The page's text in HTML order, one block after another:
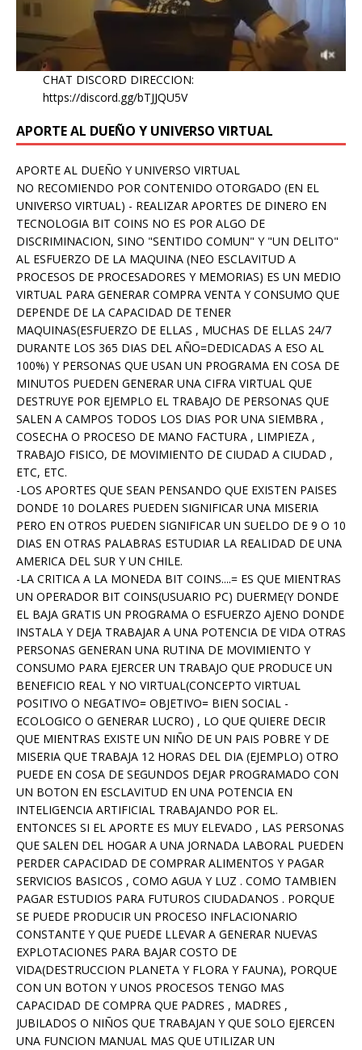
CHAT DISCORD DIRECCION:
https://discord.gg/bTJJQU5V
APORTE AL DUEÑO Y UNIVERSO VIRTUAL
APORTE AL DUEÑO Y UNIVERSO VIRTUAL
NO RECOMIENDO POR CONTENIDO OTORGADO (EN EL
UNIVERSO VIRTUAL) - REALIZAR APORTES DE DINERO EN
TECNOLOGIA BIT COINS NO ES POR ALGO DE
DISCRIMINACION, SINO "SENTIDO COMUN" Y "UN DELITO"
AL ESFUERZO DE LA MAQUINA (NEO ESCLAVITUD A
PROCESOS DE PROCESADORES Y MEMORIAS) ES UN MEDIO
VIRTUAL PARA GENERAR COMPRA VENTA Y CONSUMO QUE
DEPENDE DE LA CAPACIDAD DE TENER
MAQUINAS(ESFUERZO DE ELLAS , MUCHAS DE ELLAS 24/7
DURANTE LOS 365 DIAS DEL AÑO=DEDICADAS A ESO AL
100%) Y PERSONAS QUE USAN UN PROGRAMA EN COSA DE
MINUTOS PUEDEN GENERAR UNA CIFRA VIRTUAL QUE
DESTRUYE POR EJEMPLO EL TRABAJO DE PERSONAS QUE
SALEN A CAMPOS TODOS LOS DIAS POR UNA SIEMBRA ,
COSECHA O PROCESO DE MANO FACTURA , LIMPIEZA ,
TRABAJO FISICO, DE MOVIMIENTO DE CIUDAD A CIUDAD ,
ETC, ETC.
-LOS APORTES QUE SEAN PENSANDO QUE EXISTEN PAISES
DONDE 10 DOLARES PUEDEN SIGNIFICAR UNA MISERIA
PERO EN OTROS PUEDEN SIGNIFICAR UN SUELDO DE 9 O 10
DIAS EN OTRAS PALABRAS ESTUDIAR LA REALIDAD DE UNA
AMERICA DEL SUR Y UN CHILE.
-LA CRITICA A LA MONEDA BIT COINS....= ES QUE MIENTRAS
UN OPERADOR BIT COINS(USUARIO PC) DUERME(Y DONDE
EL BAJA GRATIS UN PROGRAMA O ESFUERZO AJENO DONDE
INSTALA Y DEJA TRABAJAR A UNA POTENCIA DE VIDA OTRAS
PERSONAS GENERAN UNA RUTINA DE MOVIMIENTO Y
CONSUMO PARA EJERCER UN TRABAJO QUE PRODUCE UN
BENEFICIO REAL Y NO VIRTUAL(CONCEPTO VIRTUAL
POSITIVO O NEGATIVO= OBJETIVO= BIEN SOCIAL -
ECOLOGICO O GENERAR LUCRO) , LO QUE QUIERE DECIR
QUE MIENTRAS EXISTE UN NIÑO DE UN PAIS POBRE Y DE
MISERIA QUE TRABAJA 12 HORAS DEL DIA (EJEMPLO) OTRO
PUEDE EN COSA DE SEGUNDOS DEJAR PROGRAMADO CON
UN BOTON EN ESCLAVITUD EN UNA POTENCIA EN
INTELIGENCIA ARTIFICIAL TRABAJANDO POR EL.
ENTONCES SI EL APORTE ES MUY ELEVADO , LAS PERSONAS
QUE SALEN DEL HOGAR A UNA JORNADA LABORAL PUEDEN
PERDER CAPACIDAD DE COMPRAR ALIMENTOS Y PAGAR
SERVICIOS BASICOS , COMO AGUA Y LUZ . COMO TAMBIEN
PAGAR ESTUDIOS PARA FUTUROS CIUDADANOS . PORQUE
SE PUEDE PRODUCIR UN PROCESO INFLACIONARIO
CONSTANTE Y QUE PUEDE LLEVAR A GENERAR NUEVAS
EXPLOTACIONES PARA BAJAR COSTO DE
VIDA(DESTRUCCION PLANETA Y FLORA Y FAUNA), PORQUE
CON UN BOTON Y UNOS PROCESOS TENGO MAS
CAPACIDAD DE COMPRA QUE PADRES , MADRES ,
JUBILADOS O NIÑOS QUE TRABAJAN Y QUE SOLO EJERCEN
UNA FUNCION MANUAL MAS QUE UTILIZAR UN